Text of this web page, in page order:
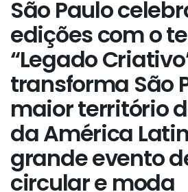
São Paulo
edições com o
“Legado
transforma São
maior território
da América
grande evento
circular e moda